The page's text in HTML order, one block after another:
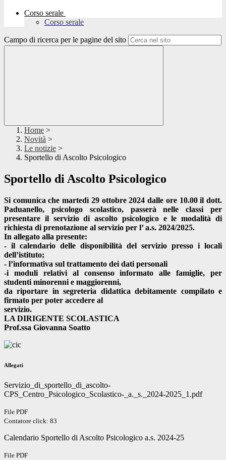
Corso serale
Corso serale
Campo di ricerca per le pagine del sito
Home >
Novità >
Le notizie >
Sportello di Ascolto Psicologico
Sportello di Ascolto Psicologico
Si comunica che martedì 29 ottobre 2024 dalle ore 10.00 il dott.
Paduanello, psicologo scolastico, passerà nelle classi per
presentare il servizio di ascolto psicologico e le modalità di
richiesta di prenotazione al servizio per l’ a.s. 2024/2025.
In allegato alla presente:
- il calendario delle disponibilità del servizio presso i locali
dell’istituto;
- l’informativa sul trattamento dei dati personali
-i moduli relativi al consenso informato alle famiglie, per
studenti minorenni e maggiorenni,
da riportare in segreteria didattica debitamente compilato e
firmato per poter accedere al
servizio.
LA DIRIGENTE SCOLASTICA
Prof.ssa Giovanna Soatto
Allegati
Servizio_di_sportello_di_ascolto-
CPS_Centro_Psicologico_Scolastico-_a._s._2024-2025_1.pdf
File PDF
Contatore click: 83
Calendario Sportello di Ascolto Psicologico a.s. 2024-25
File PDF